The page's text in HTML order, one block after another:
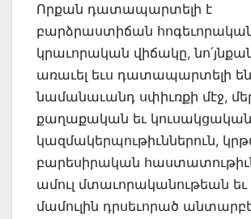
Որքան դատապարտելի է
բարձրաստիճան
կրաւորական վիճակը,
առաւել եւս դատապարտելի
նամանաւանդ սփիւռքի մէջ,
քաղաքական եւ կուսակցական
կազմակերպութիւններուն,
բարեսիրական
ամուլ մտաւորականութեան եւ
մամուլին դրսեւորած